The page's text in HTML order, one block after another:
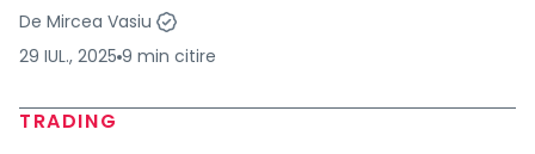
De Mircea Vasiu
29 IUL., 2025 9 min citire
TRADING